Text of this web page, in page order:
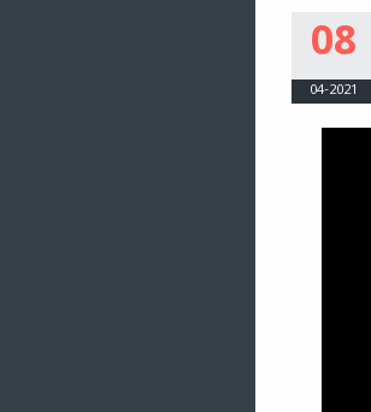
08
04-2021